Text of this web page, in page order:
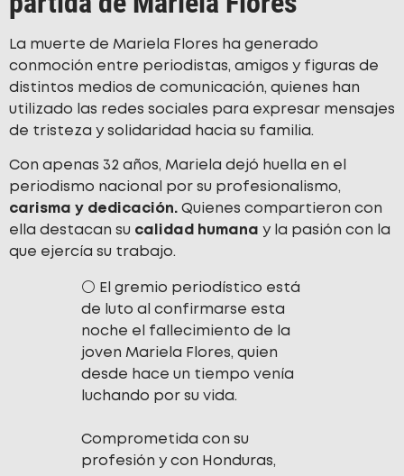
La muerte de Mariela Flores ha generado
conmoción entre periodistas, amigos y figuras de
distintos medios de comunicación, quienes han
utilizado las redes sociales para expresar mensajes
de tristeza y solidaridad hacia su familia.
Con apenas 32 años, Mariela dejó huella en el
periodismo nacional por su profesionalismo,
carisma y dedicación. Quienes compartieron con
ella destacan su calidad humana y la pasión con la
que ejercía su trabajo.
⚪ El gremio periodístico está
de luto al confirmarse esta
noche el fallecimiento de la
joven Mariela Flores, quien
desde hace un tiempo venía
luchando por su vida.
Comprometida con su
profesión y con Honduras,